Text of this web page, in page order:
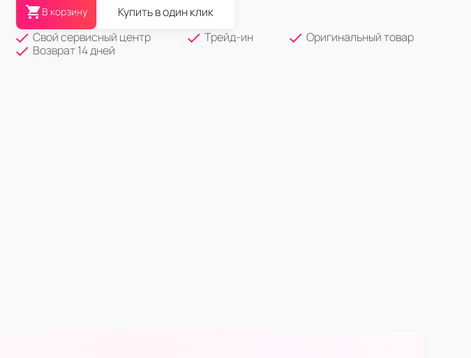
В корзину
Купить в один клик
Свой сервисный центр
Трейд-ин
Оригинальный товар
Возврат 14 дней